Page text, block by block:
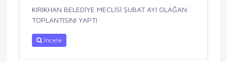
KIRIKHAN BELEDİYE MECLİSİ ŞUBAT AYI OLAĞAN
TOPLANTISINI YAPTI
İncele